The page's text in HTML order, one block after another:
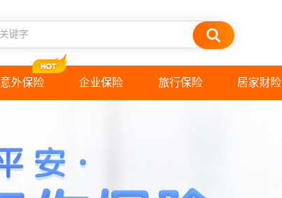
意外保险 企业保险 旅行保险 居家财险